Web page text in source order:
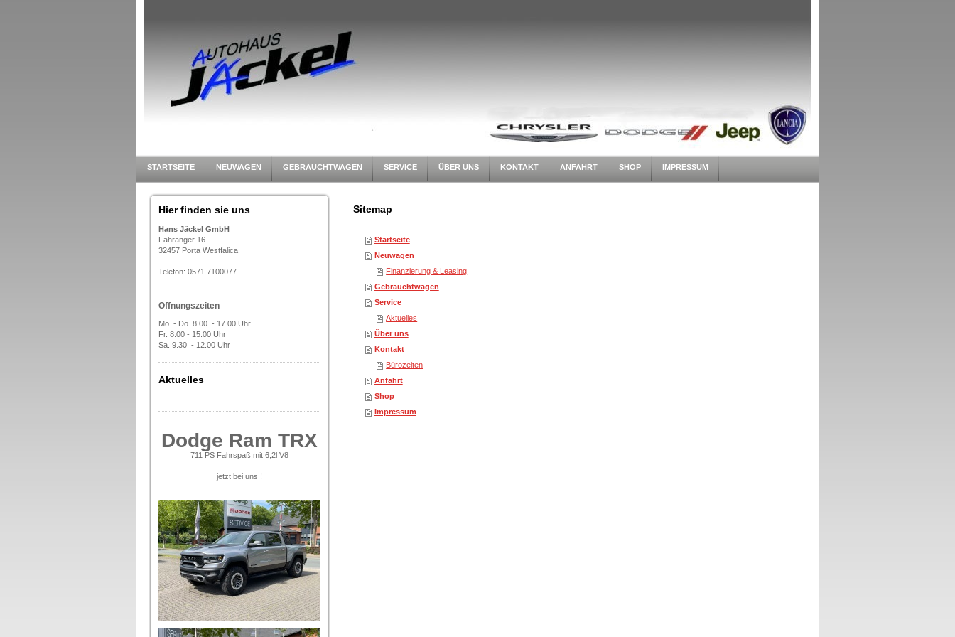
STARTSEITE NEUWAGEN GEBRAUCHTWAGEN SERVICE ÜBER UNS KONTAKT ANFAHRT SHOP IMPRESSUM
Hier finden sie uns
Hans Jäckel GmbH
Fähranger 16
32457 Porta Westfalica
Telefon: 0571 7100077
Öffnungszeiten
Mo. - Do. 8.00 - 17.00 Uhr
Fr. 8.00 - 15.00 Uhr
Sa. 9.30 - 12.00 Uhr
Aktuelles
Dodge Ram TRX
711 PS Fahrspaß mit 6,2l V8
jetzt bei uns !
Sitemap
Startseite
Neuwagen
Finanzierung & Leasing
Gebrauchtwagen
Service
Aktuelles
Über uns
Kontakt
Bürozeiten
Anfahrt
Shop
Impressum